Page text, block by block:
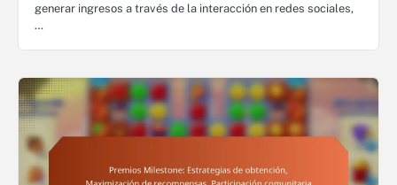
generar ingresos a través de la interacción en redes sociales,
…